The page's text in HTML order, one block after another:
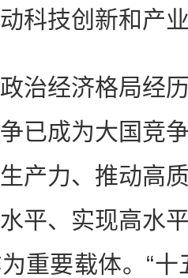
科技创新和产
经济格局经历
已成为大国竞
产力、推动高
平、实现高水
重要载体。“十